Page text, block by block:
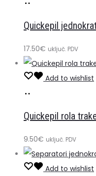
košaricu
Quickepil
17.50€ uključ. PDV
Add to wishlist
košaricu
Quickepil rola
9.50€ uključ. PDV
Add to wishlist